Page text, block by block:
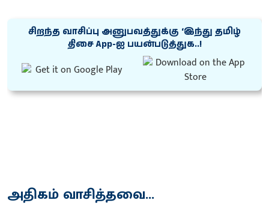
சிறந்த வாசிப்பு அனுபவத்துக்கு ‘இந்து தமிழ்
திசை App-ஐ பயன்படுத்துக..!
அதிகம் வாசித்தவை...